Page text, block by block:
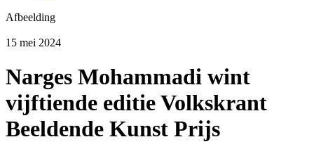
Afbeelding
15 mei 2024
Narges Mohammadi wint
vijftiende editie Volkskrant
Beeldende Kunst Prijs